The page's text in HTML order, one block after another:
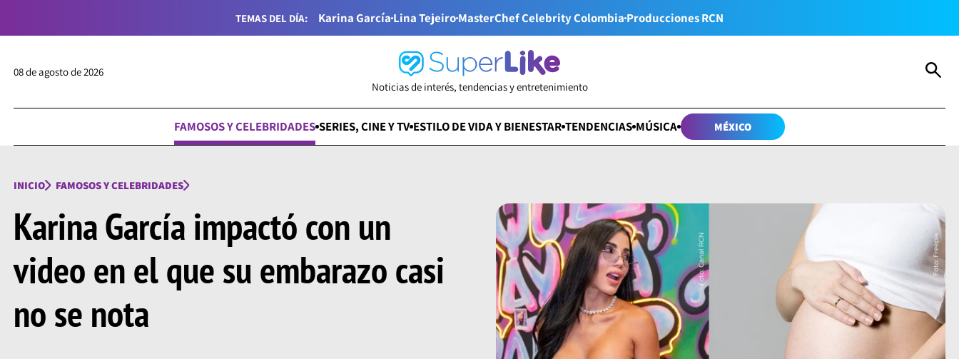
TEMAS DEL DÍA: Karina GarcíaLina TejeiroMasterChef Celebrity ColombiaProducciones RCN
08 de agosto de 2026
Noticias de interés, tendencias y entretenimiento
FAMOSOS Y CELEBRIDADES SERIES, CINE Y TV ESTILO DE VIDA Y BIENESTAR TENDENCIAS MÚSICA MÉXICO
INICIO FAMOSOS Y CELEBRIDADES
Karina García impactó con un
video en el que su embarazo casi
no se nota